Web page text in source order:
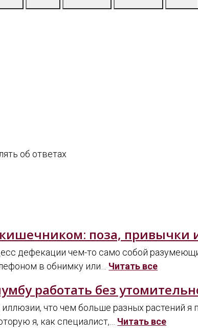
об ответах
поза, привычки
дефекации чем-то само собой
в обнимку или… Читать все
работать без
что чем больше разных растений я
я, как специалист,… Читать все